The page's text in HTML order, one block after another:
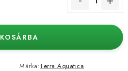
KOSÁRBA
Márka:Terra Aquatica